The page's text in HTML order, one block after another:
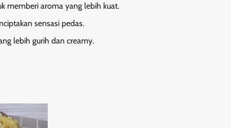
memberi aroma yang lebih kuat.
sensasi pedas.
lebih gurih dan creamy.